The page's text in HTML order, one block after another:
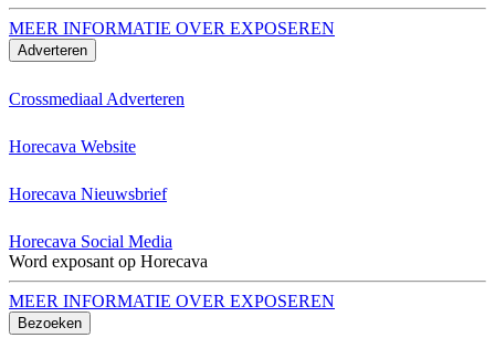
MEER INFORMATIE OVER EXPOSEREN
Adverteren
Crossmediaal Adverteren
Horecava Website
Horecava Nieuwsbrief
Horecava Social Media
Word exposant op Horecava
MEER INFORMATIE OVER EXPOSEREN
Bezoeken